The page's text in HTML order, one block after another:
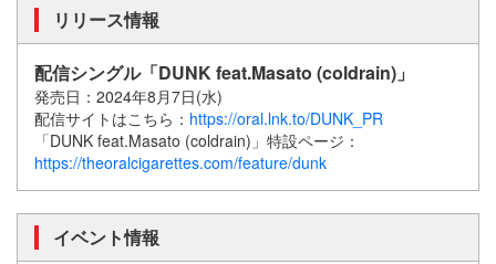
リリース情報
配信シングル「DUNK feat.Masato (coldrain)」
発売日：2024年8月7日(水)
配信サイトはこちら： https://oral.lnk.to/DUNK_PR
「DUNK feat.Masato (coldrain)」特設ページ：
https://theoralcigarettes.com/feature/dunk
イベント情報